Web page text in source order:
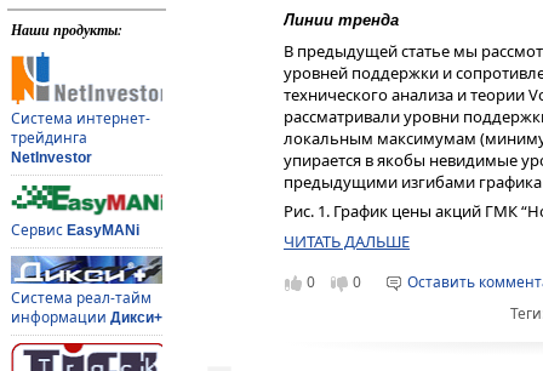
Наши продукты:
Система интернет-
трейдинга
NetInvestor
Сервис EasyMANi
Система реал-тайм
информации Дикси+
Линии тренда
В предыдущей статье мы
уровней поддержки и
технического анализа и теории
рассматривали уровни
локальным максимумам
упирается в якобы невидимые
предыдущими изгибами
Рис. 1. График цены акций ГМК
ЧИТАТЬ ДАЛЬШЕ
0 0
Оставить